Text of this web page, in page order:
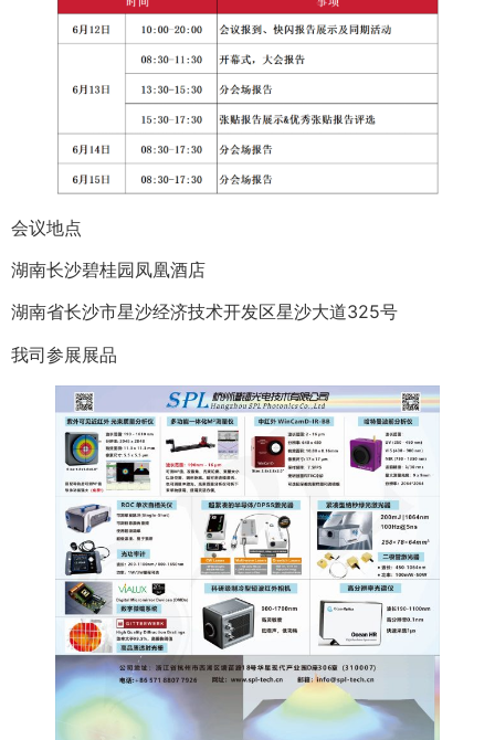
会议地点
湖南长沙碧桂园凤凰酒店
湖南省长沙市星沙经济技术开发区星沙大道325号
我司参展展品